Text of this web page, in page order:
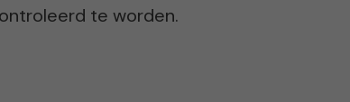
te worden.